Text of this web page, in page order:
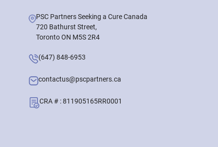
PSC Partners Seeking a Cure Canada
720 Bathurst Street,
Toronto ON M5S 2R4
(647) 848-6953
contactus@pscpartners.ca
CRA # : 811905165RR0001